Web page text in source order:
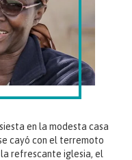
en la modesta casa
cayó con el terremoto
refrescante iglesia, el